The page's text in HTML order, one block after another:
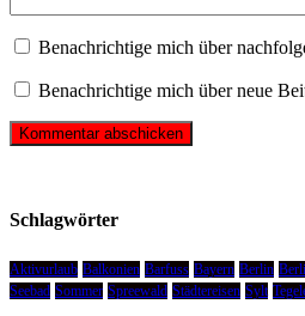
Benachrichtige mich über
Benachrichtige mich über neue
Schlagwörter
Aktivurlaub Balkonien Barfuss Bayern Berlin
Seebad Sommer Spreewald Städtereisen Sylt